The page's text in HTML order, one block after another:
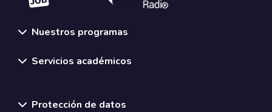
Nuestros programas
Servicios académicos
Protección de datos